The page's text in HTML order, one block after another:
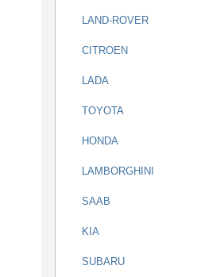
LAND-ROVER
CITROEN
LADA
TOYOTA
HONDA
LAMBORGHINI
SAAB
KIA
SUBARU